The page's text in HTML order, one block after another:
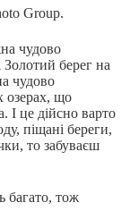
Group.
чудово
берег на
чудово
озерах, що
І це дійсно варто
піщані береги,
то забуваєш
багато, тож